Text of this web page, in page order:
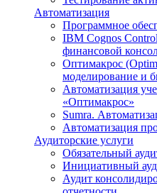
Автоматизация
Программное
IBM Cognos
финансовой
Оптимакрос
моделирование и
Автоматизация
«Оптимакрос»
Sumra.
Автоматизация
Аудиторские услуги
Обязательный
Инициативный
Аудит